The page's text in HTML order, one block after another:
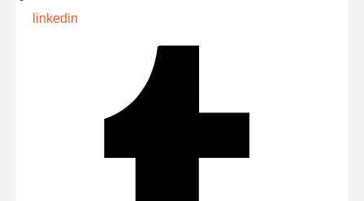
linkedin